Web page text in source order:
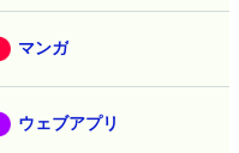
マンガ
ウェブアプリ